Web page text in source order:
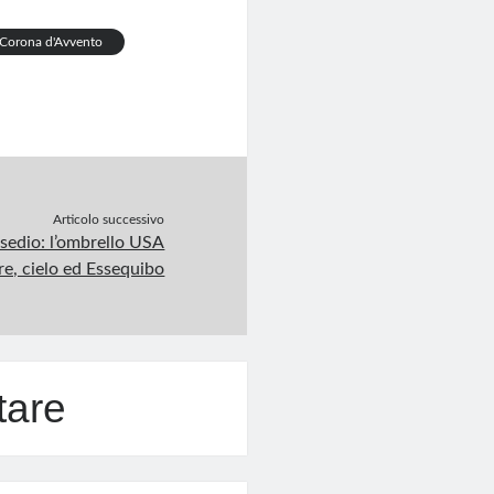
Corona d'Avvento
Articolo successivo
l’ombrello USA
cielo ed Essequibo